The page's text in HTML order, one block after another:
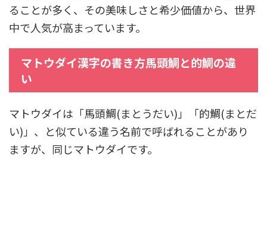
ることが多く、その美味しさと希少価値から、世界
中で人気が高まっています。
マトウダイ漢字の書き方馬頭鯛と的鯛の違
い
マトウダイは「馬頭鯛(まとうだい)」「的鯛(まとだ
い)」、と似ている違う名前で呼ばれることがあり
ますが、同じマトウダイです。